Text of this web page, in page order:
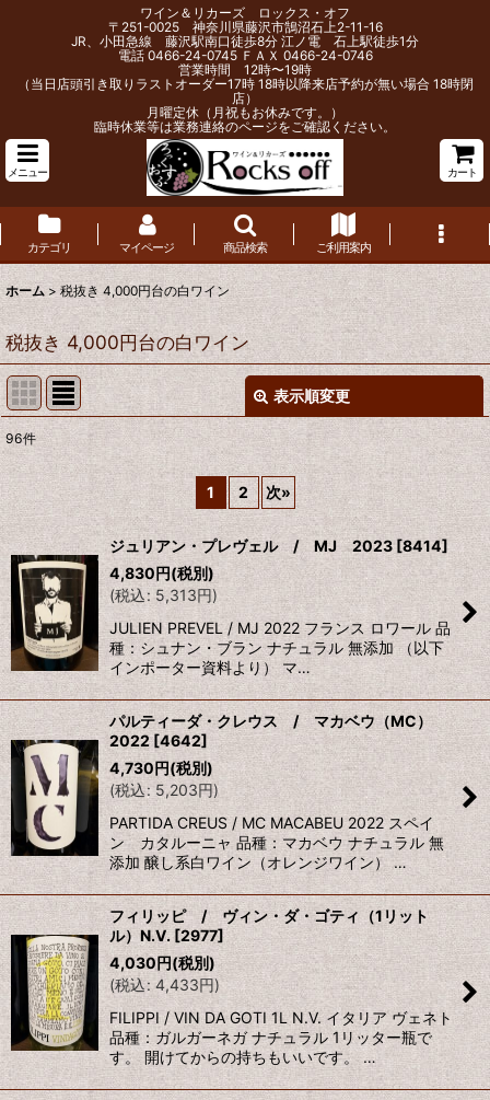
ワイン＆リカーズ ロックス・オフ
〒251-0025 神奈川県藤沢市鵠沼石上2-11-16
JR、小田急線 藤沢駅南口徒歩8分 江ノ電 石上駅徒歩1分
電話 0466-24-0745 ＦＡＸ 0466-24-0746
営業時間 12時〜19時
（当日店頭引き取りラストオーダー17時 18時以降来店予約が無い場合 18時閉
店）
月曜定休（月祝もお休みです。）
臨時休業等は業務連絡のページをご確認ください。
メニュー カート
カテゴリ マイページ 商品検索 ご利用案内
ホーム > 税抜き 4,000円台の白ワイン
税抜き 4,000円台の白ワイン
表示順変更
表示数 :
並び順 :
絞り込む
96件
1 2 次»
ジュリアン・プレヴェル / MJ 2023 [8414]
4,830円(税別)
(税込: 5,313円)
JULIEN PREVEL / MJ 2022 フランス ロワール 品
種：シュナン・ブラン ナチュラル 無添加 （以下
インポーター資料より） マ…
パルティーダ・クレウス / マカベウ（MC）
2022 [4642]
4,730円(税別)
(税込: 5,203円)
PARTIDA CREUS / MC MACABEU 2022 スペイ
ン カタルーニャ 品種：マカベウ ナチュラル 無
添加 醸し系白ワイン（オレンジワイン） …
フィリッピ / ヴィン・ダ・ゴティ（1リット
ル）N.V. [2977]
4,030円(税別)
(税込: 4,433円)
FILIPPI / VIN DA GOTI 1L N.V. イタリア ヴェネト
品種：ガルガーネガ ナチュラル 1リッター瓶で
す。 開けてからの持ちもいいです。 …